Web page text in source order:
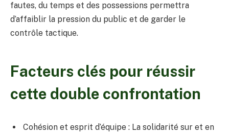
fautes, du temps et des possessions permettra
d’affaiblir la pression du public et de garder le
contrôle tactique.
Facteurs clés pour réussir
cette double confrontation
Cohésion et esprit d’équipe : La solidarité sur et en